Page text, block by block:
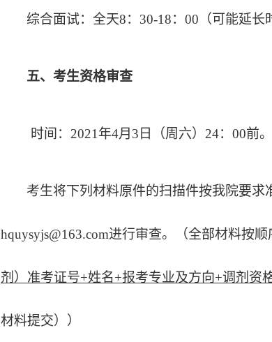
综合面试：全天8：30-18：00（可能延长
五、考生资格审查
时间： 2021 年4月 3 日（周六） 24：00前。
考生将下列材料原件的扫描件按我院要求
hquysyjs@163.com进行审查。 （全部材料按
剂）准考证号+姓名+报考专业及方向+调剂资
材料提交） ）